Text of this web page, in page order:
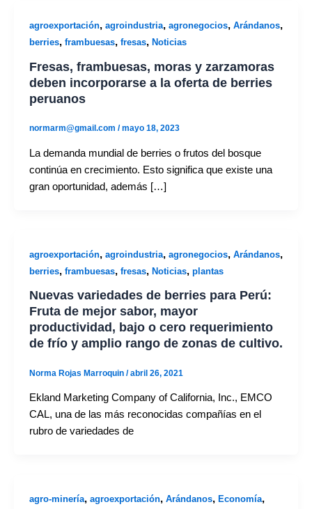
agroexportación, agroindustria, agronegocios, Arándanos,
berries, frambuesas, fresas, Noticias
Fresas, frambuesas, moras y zarzamoras
deben incorporarse a la oferta de berries
peruanos
normarm@gmail.com /mayo 18, 2023
La demanda mundial de berries o frutos del bosque
continúa en crecimiento. Esto significa que existe una
gran oportunidad, además […]
agroexportación, agroindustria, agronegocios, Arándanos,
berries, frambuesas, fresas, Noticias, plantas
Nuevas variedades de berries para Perú:
Fruta de mejor sabor, mayor
productividad, bajo o cero requerimiento
de frío y amplio rango de zonas de cultivo.
Norma Rojas Marroquin /abril 26, 2021
Ekland Marketing Company of California, Inc., EMCO
CAL, una de las más reconocidas compañías en el
rubro de variedades de
agro-minería, agroexportación, Arándanos, Economía,